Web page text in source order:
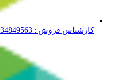
کارشناس فروش : 09134849563